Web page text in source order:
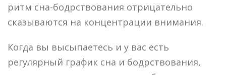
ритм сна-бодрствования отрицательно
сказываются на концентрации внимания.
Когда вы высыпаетесь и у вас есть
регулярный график сна и бодрствования,